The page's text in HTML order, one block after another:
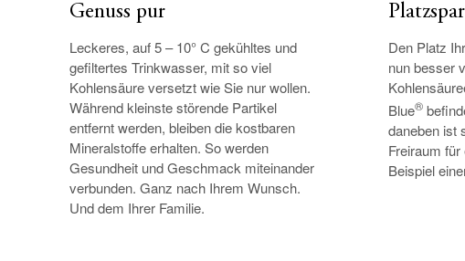
Genuss pur
Leckeres, auf 5 – 10° C gekühltes und
gefiltertes Trinkwasser, mit so viel
Kohlensäure versetzt wie Sie nur wollen.
Während kleinste störende Partikel
entfernt werden, bleiben die kostbaren
Mineralstoffe erhalten. So werden
Gesundheit und Geschmack miteinander
verbunden. Ganz nach Ihrem Wunsch.
Und dem Ihrer Familie.
Den Platz
nun besser
Blue®
daneben ist
Freiraum
Beispiel